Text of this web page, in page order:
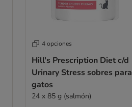
4 opciones
Hill's Prescription Diet c/d
Urinary Stress sobres para
gatos
24 x 85 g (salmón)